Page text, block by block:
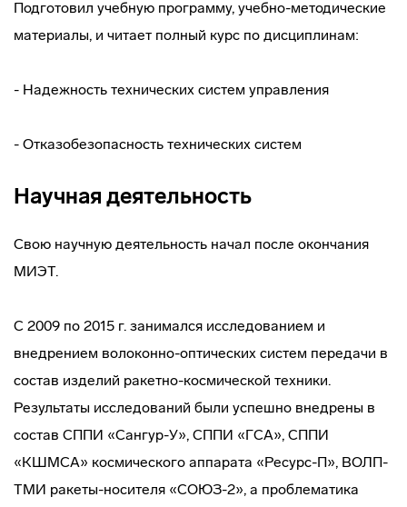
Подготовил учебную программу, учебно-методические
материалы, и читает полный курс по дисциплинам:
- Надежность технических систем управления
- Отказобезопасность технических систем
Научная деятельность
Свою научную деятельность начал после окончания
МИЭТ.
С 2009 по 2015 г. занимался исследованием и
внедрением волоконно-оптических систем передачи в
состав изделий ракетно-космической техники.
Результаты исследований были успешно внедрены в
состав СППИ «Сангур-У», СППИ «ГСА», СППИ
«КШМСА» космического аппарата «Ресурс-П», ВОЛП-
ТМИ ракеты-носителя «СОЮЗ-2», а проблематика